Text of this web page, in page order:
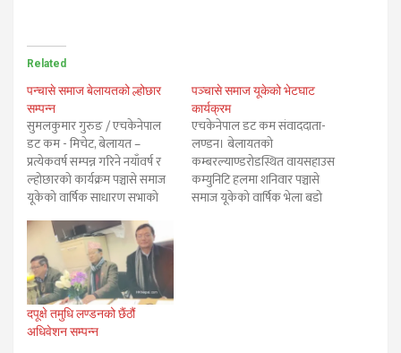
Related
पन्चासे समाज बेलायतको ल्होछार
सम्पन्न
सुमलकुमार गुरुङ / एचकेनेपाल
डट कम - मिचेट, बेलायत –
प्रत्येकवर्ष सम्पन्न गरिने नयाँवर्ष र
ल्होछारको कार्यक्रम पञ्चासे समाज
यूकेको वार्षिक साधारण सभाको
अवसरमा गरिन्छ। यस वर्षको
कार्यक्रम समाजका अध्यक्ष
सुमलकुमार गुरुङको अध्यक्षतामा
मिचेट, ह्याम्पहशासर स्थित तमुधिं
यूकेको हलमा अत्यन्त भव्यताको
साथ सम्पन्न भएको छ। समाजका
संस्थापक अध्यक्ष ले.रि.
दानबहादुर…
पञ्चासे समाज यूकेको भेटघाट
कार्यक्रम
एचकेनेपाल डट कम संवाददाता-
लण्डन। बेलायतको
कम्बरल्याण्डरोडस्थित वायसहाउस
कम्युनिटि हलमा शनिवार पञ्चासे
समाज यूकेको वार्षिक भेला बडो
दपूक्षे तमुधि लण्डनको छैंठौं
अधिवेशन सम्पन्न